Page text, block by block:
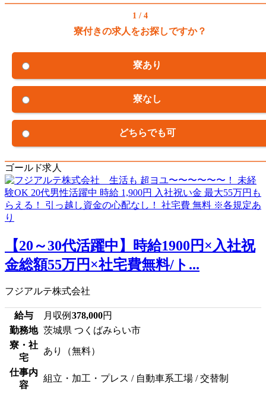
1 / 4
寮付きの求人をお探しですか？
寮あり
寮なし
どちらでも可
ゴールド求人
【20～30代活躍中】時給1900円×入社祝
金総額55万円×社宅費無料/ト...
フジアルテ株式会社
給与 月収例 378,000円
勤務地 茨城県 つくばみらい市
寮・社
宅
あり（無料）
仕事内
容
組立・加工・プレス / 自動車系工場 / 交替制